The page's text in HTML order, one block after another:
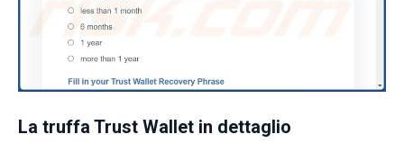
La truffa Trust Wallet in dettaglio